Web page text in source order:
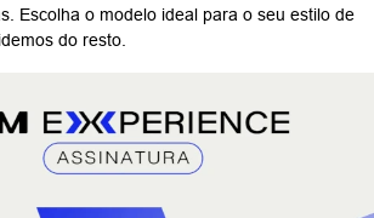
Escolha o modelo ideal para o seu estilo de
do resto.